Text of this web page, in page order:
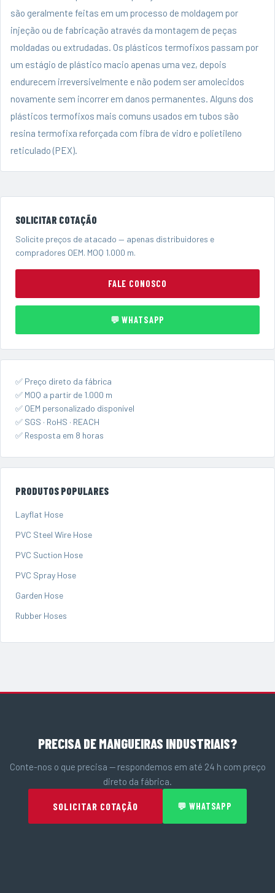
são geralmente feitas em um processo de moldagem por
injeção ou de fabricação através da montagem de peças
moldadas ou extrudadas. Os plásticos termofixos passam por
um estágio de plástico macio apenas uma vez, depois
endurecem irreversivelmente e não podem ser amolecidos
novamente sem incorrer em danos permanentes. Alguns dos
plásticos termofixos mais comuns usados ​​em tubos são
resina termofixa reforçada com fibra de vidro e polietileno
reticulado (PEX).
SOLICITAR COTAÇÃO
Solicite preços de atacado — apenas distribuidores e
compradores OEM. MOQ 1.000 m.
FALE CONOSCO
💬 WHATSAPP
✅ Preço direto da fábrica
✅ MOQ a partir de 1.000 m
✅ OEM personalizado disponível
✅ SGS · RoHS · REACH
✅ Resposta em 8 horas
PRODUTOS POPULARES
Layflat Hose
PVC Steel Wire Hose
PVC Suction Hose
PVC Spray Hose
Garden Hose
Rubber Hoses
PRECISA DE MANGUEIRAS INDUSTRIAIS?
Conte-nos o que precisa — respondemos em até 24 h com preço
direto da fábrica.
SOLICITAR COTAÇÃO 💬 WHATSAPP